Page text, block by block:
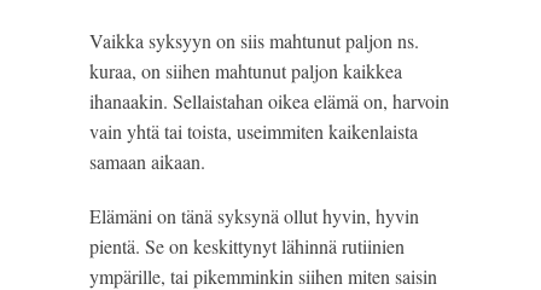
Vaikka syksyyn on siis mahtunut paljon ns.
kuraa, on siihen mahtunut paljon kaikkea
ihanaakin. Sellaistahan oikea elämä on, harvoin
vain yhtä tai toista, useimmiten kaikenlaista
samaan aikaan.
Elämäni on tänä syksynä ollut hyvin, hyvin
pientä. Se on keskittynyt lähinnä rutiinien
ympärille, tai pikemminkin siihen miten saisin